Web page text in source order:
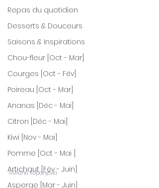
Repas du quotidien
Desserts & Douceurs
Saisons & Inspirations
Chou-fleur [Oct - Mar]
Courges [Oct - Fév]
Poireau [Oct - Mar]
Ananas [Déc - Mai]
Citron [Déc - Mai]
Kiwi [Nov - Mai]
Pomme [Oct - Mai ]
Artichaut [Fév - Juin]
Asperge [Mar - Juin]
©Uliana Kopanytsia